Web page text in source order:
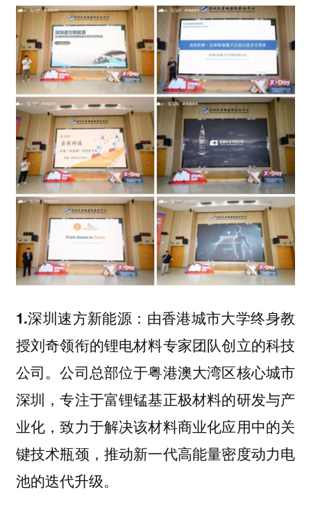
1.深圳速方新能源： 由香港城市大学终身教
授刘奇领衔的锂电材料专家团队创立的科技
公司。公司总部位于粤港澳大湾区核心城市
深圳，专注于富锂锰基正极材料的研发与产
业化，致力于解决该材料商业化应用中的关
键技术瓶颈，推动新一代高能量密度动力电
池的迭代升级。